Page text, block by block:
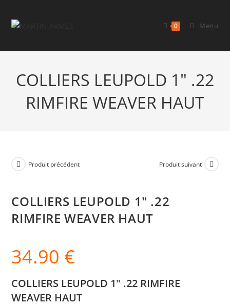
0 Menu
COLLIERS LEUPOLD 1″ .22
RIMFIRE WEAVER HAUT
Produit précédent Produit suivant
COLLIERS LEUPOLD 1″ .22
RIMFIRE WEAVER HAUT
34.90 €
COLLIERS LEUPOLD 1″ .22 RIMFIRE
WEAVER HAUT